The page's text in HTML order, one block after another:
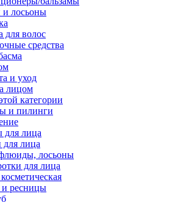
и лосьоны
для волос
средства
и уход
лицом
категории
и пилинги
лица
лица
лосьоны
для лица
и ресницы